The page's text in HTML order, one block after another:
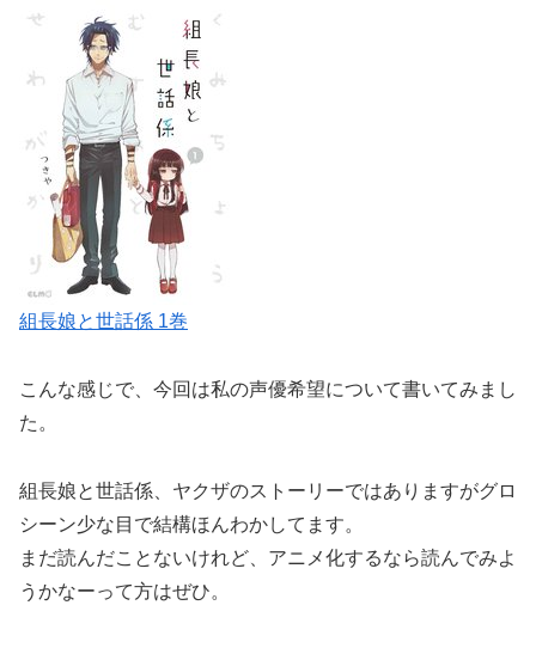
組長娘と世話係 1巻
こんな感じで、今回は私の声優希望について書いてみまし
た。
組長娘と世話係、ヤクザのストーリーではありますがグロ
シーン少な目で結構ほんわかしてます。
まだ読んだことないけれど、アニメ化するなら読んでみよ
うかなーって方はぜひ。